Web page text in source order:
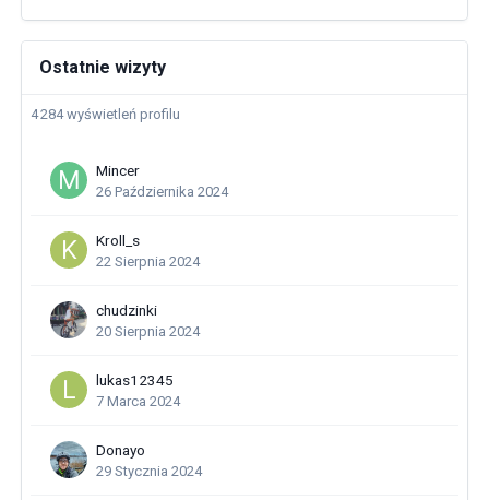
Ostatnie wizyty
4 284 wyświetleń profilu
Mincer
26 Października 2024
Kroll_s
22 Sierpnia 2024
chudzinki
20 Sierpnia 2024
lukas12345
7 Marca 2024
Donayo
29 Stycznia 2024